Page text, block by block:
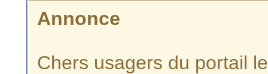
Annonce
Chers usagers du portail